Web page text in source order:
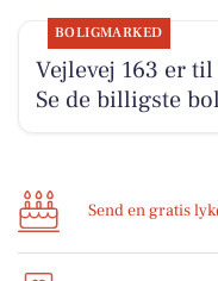
BOLIGMARKED
Vejlevej 163 er
Se de billigste
Send en gratis